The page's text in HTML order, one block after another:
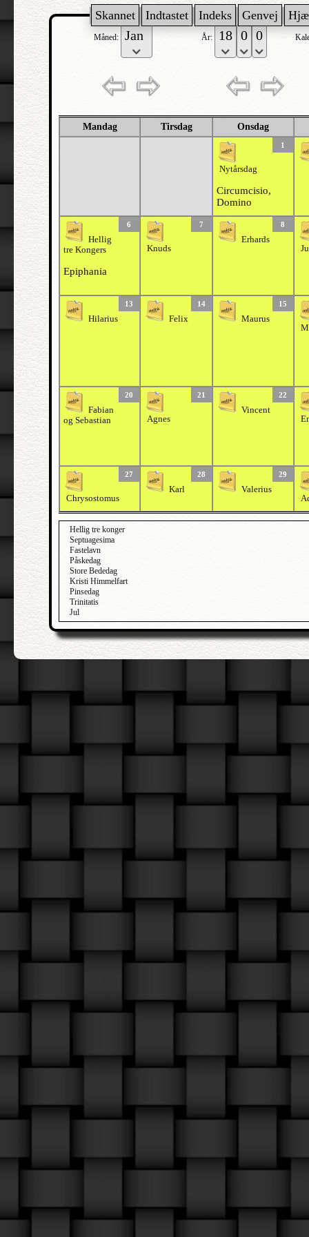
Skannet Indtastet Indeks Genvej
Måned: År:
Mandag Tirsdag Onsdag
1
Nytårsdag
Circumcisio,
Domino
6
Hellig
tre Kongers
Epiphania
7
Knuds
8
Erhards
13
Hilarius
14
Felix
15
Maurus
20
Fabian
og Sebastian
21
Agnes
22
Vincent
27
Chrysostomus
28
Karl
29
Valerius
Hellig tre konger
Septuagesima
Fastelavn
Påskedag
Store Bededag
Kristi Himmelfart
Pinsedag
Trinitatis
Jul